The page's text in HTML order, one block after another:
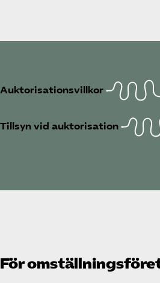
Auktorisationsvillkor
Tillsyn vid auktorisation
För